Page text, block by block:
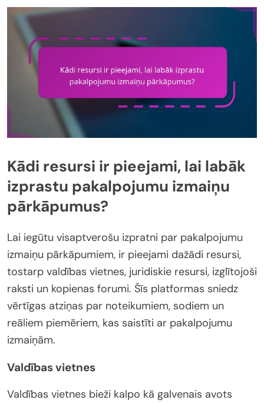
Kādi resursi ir pieejami, lai labāk
izprastu pakalpojumu izmaiņu
pārkāpumus?
Lai iegūtu visaptverošu izpratni par pakalpojumu
izmaiņu pārkāpumiem, ir pieejami dažādi resursi,
tostarp valdības vietnes, juridiskie resursi, izglītojoši
raksti un kopienas forumi. Šīs platformas sniedz
vērtīgas atziņas par noteikumiem, sodiem un
reāliem piemēriem, kas saistīti ar pakalpojumu
izmaiņām.
Valdības vietnes
Valdības vietnes bieži kalpo kā galvenais avots